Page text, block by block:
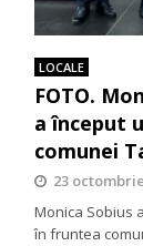
LOCALE
FOTO.
a început
comunei
23
Monica Sobius
în fruntea